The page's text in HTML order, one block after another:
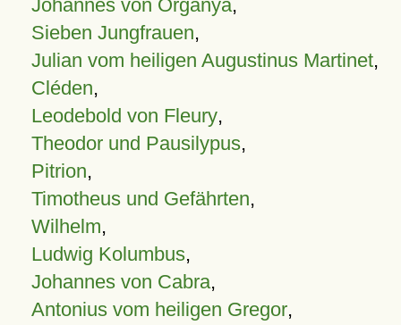
Johannes von Organyà,
Sieben Jungfrauen,
Julian vom heiligen Augustinus Martinet,
Cléden,
Leodebold von Fleury,
Theodor und Pausilypus,
Pitrion,
Timotheus und Gefährten,
Wilhelm,
Ludwig Kolumbus,
Johannes von Cabra,
Antonius vom heiligen Gregor,